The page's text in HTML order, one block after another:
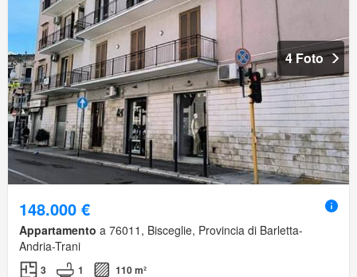
4 Foto
148.000 €
Appartamento a 76011, Bisceglie, Provincia di Barletta-
Andria-Trani
3 1 110 m²